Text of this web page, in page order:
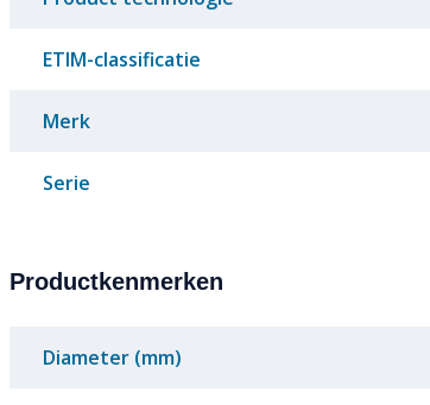
ETIM-classificatie
Merk
Serie
Productkenmerken
Diameter (mm)